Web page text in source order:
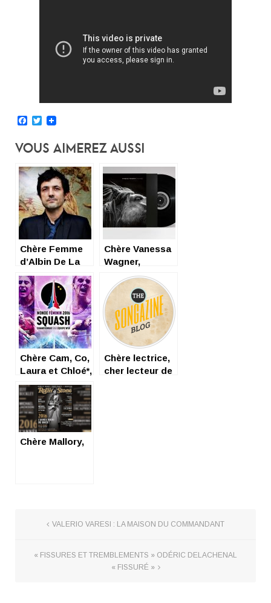
Facebook
Twitter
Vous Aimerez Aussi
Chère Femme
d’Albin De La
Simone…
Chère Vanessa
Wagner,
Chère Cam, Co,
Laura et Chloé*,
Chères
mousquetaires
du squash,
Chère lectrice,
cher lecteur de
Chère Mallory,
VALERIO VARESI : LA MAISON DU COMMANDANT
« FISSURES ET TREMBLEMENTS » ODÉRIC DELACHENAL
« FISSURÉ »